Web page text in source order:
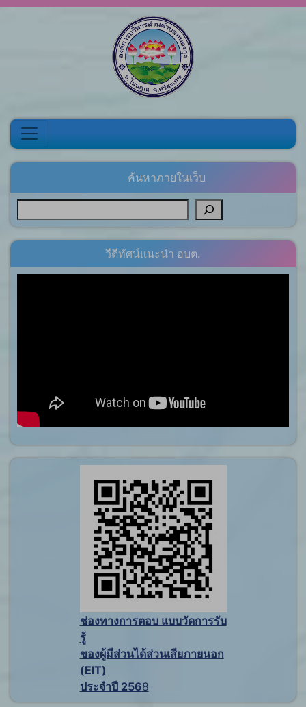
ค้นหาภายในเว็บ
วีดีทัศน์แนะนำ อบต.
ช่องทางการตอบ แบบวัดการรับ
รู้
ของผู้มีส่วนได้ส่วนเสียภายนอก
(EIT)
ประจำปี 2568